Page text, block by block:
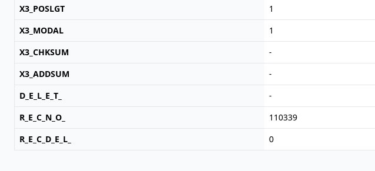
X3_POSLGT
1
X3_MODAL
1
X3_CHKSUM
-
X3_ADDSUM
-
D_E_L_E_T_
-
R_E_C_N_O_
110339
R_E_C_D_E_L_
0